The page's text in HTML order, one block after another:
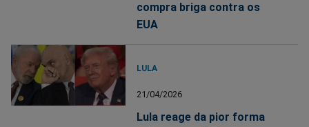
compra briga contra os
EUA
LULA
21/04/2026
Lula reage da pior forma